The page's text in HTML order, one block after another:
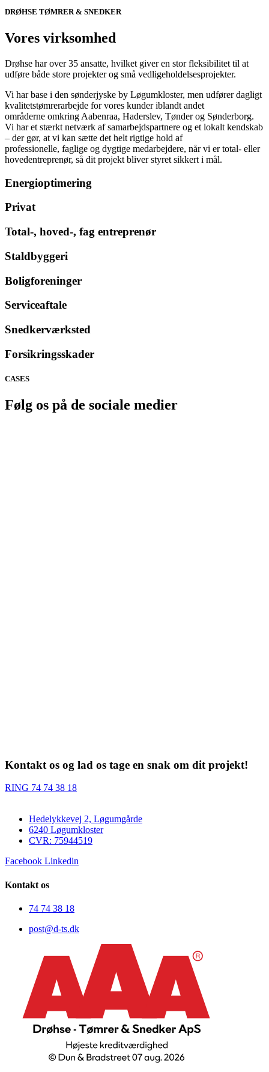
DRØHSE TØMRER & SNEDKER
Vores virksomhed
Drøhse har over 35 ansatte, hvilket giver en stor fleksibilitet til at
udføre både store projekter og små vedligeholdelsesprojekter.
Vi har base i den sønderjyske by Løgumkloster, men udfører dagligt
kvalitetstømrerarbejde for vores kunder iblandt andet
områderne omkring Aabenraa, Haderslev, Tønder og Sønderborg.
Vi har et stærkt netværk af samarbejdspartnere og et lokalt kendskab
– der gør, at vi kan sætte det helt rigtige hold af
professionelle, faglige og dygtige medarbejdere, når vi er total- eller
hovedentreprenør, så dit projekt bliver styret sikkert i mål.
Energioptimering
Privat
Total-, hoved-, fag entreprenør
Staldbyggeri
Boligforeninger
Serviceaftale
Snedkerværksted
Forsikringsskader
CASES
Følg os på de sociale medier
Kontakt os og lad os tage en snak om dit projekt!
RING 74 74 38 18
Hedelykkevej 2, Løgumgårde
6240 Løgumkloster
CVR: 75944519​
Facebook Linkedin
Kontakt os
74 74 38 18
post@d-ts.dk